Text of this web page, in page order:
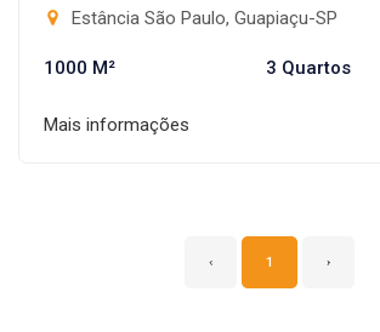
Estância São Paulo, Guapiaçu-SP
1000 M² 3 Quartos
Mais informações
‹ 1 ›